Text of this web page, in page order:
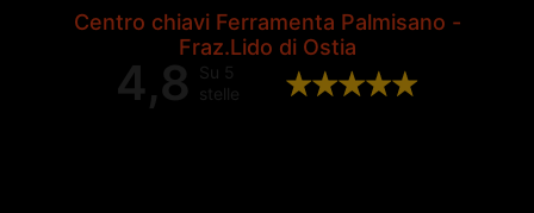
Centro chiavi Ferramenta Palmisano -
Fraz.Lido di Ostia
4,8
Su 5
stelle